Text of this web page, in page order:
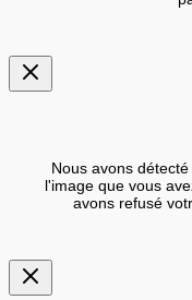
Nous avons
l'image que vous
avons refusé